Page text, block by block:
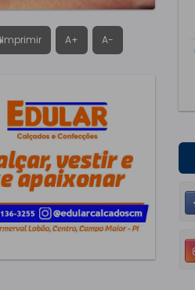
Imprimir A+ A-